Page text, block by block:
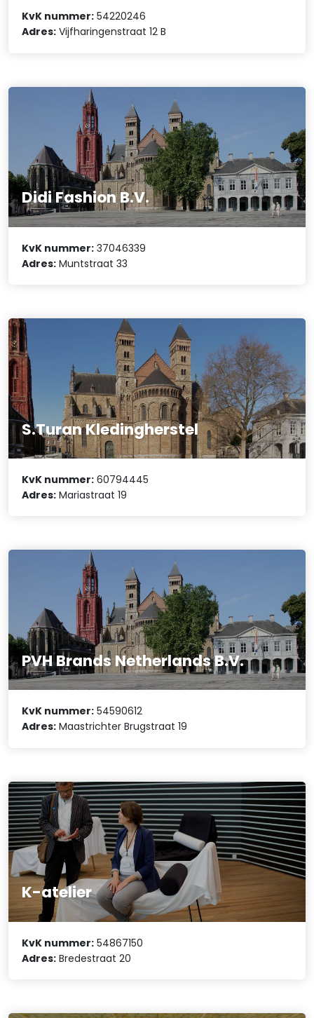
KvK nummer: 54220246
Adres: Vijfharingenstraat 12 B
Didi Fashion B.V.
KvK nummer: 37046339
Adres: Muntstraat 33
S.Turan Kledingherstel
KvK nummer: 60794445
Adres: Mariastraat 19
PVH Brands Netherlands B.V.
KvK nummer: 54590612
Adres: Maastrichter Brugstraat 19
K-atelier
KvK nummer: 54867150
Adres: Bredestraat 20